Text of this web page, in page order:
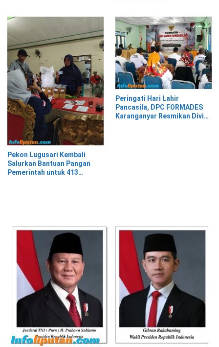
Pekon Lugusari Kembali
Salurkan Bantuan Pangan
Pemerintah untuk 413
Peringati Hari Lahir
Pancasila, DPC FORMADES
Karanganyar Resmikan Divisi